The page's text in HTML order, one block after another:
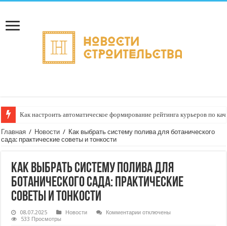
Как настроить автоматическое формирование рейтинга курьеров по
Главная / Новости / Как выбрать систему полива для ботанического
сада: практические советы и тонкости
Как выбрать систему полива для
ботанического сада: практические
советы и тонкости
08.07.2025 Новости Комментариикотключены
533 Просмотры